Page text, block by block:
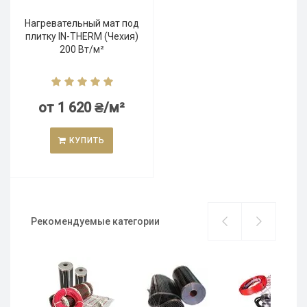
Нагревательный мат под
плитку IN-THERM (Чехия)
200 Вт/м²
от 1 620 ₴/м²
КУПИТЬ
Рекомендуемые категории